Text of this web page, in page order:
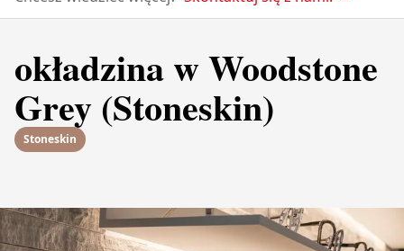
okładzina w Woodstone
Grey (Stoneskin)
Stoneskin